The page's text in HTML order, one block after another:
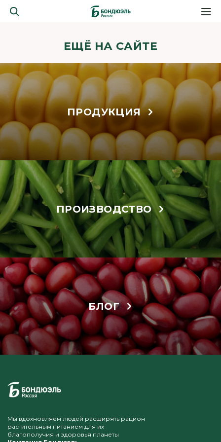
ЕЩЁ НА САЙТЕ
ПРОДУКЦИЯ
ПРОИЗВОДСТВО
БЛОГ
Мы вдохновляем людей расширять рацион
растительным питанием для их
благополучия и здоровья планеты